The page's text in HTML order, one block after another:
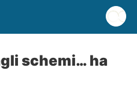
schemi… ha